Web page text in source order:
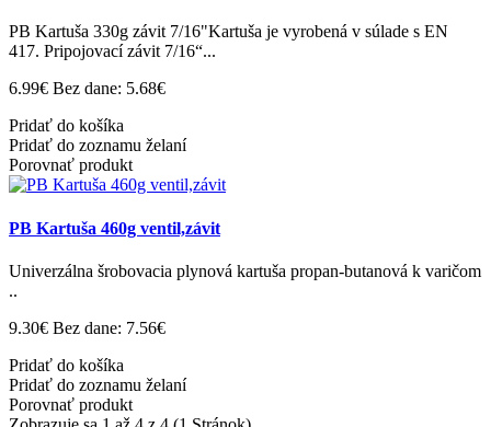
PB Kartuša 330g závit 7/16"Kartuša je vyrobená v súlade s EN
417. Pripojovací závit 7/16“...
6.99€ Bez dane: 5.68€
Pridať do košíka
Pridať do zoznamu želaní
Porovnať produkt
PB Kartuša 460g ventil,závit
Univerzálna šrobovacia plynová kartuša propan-butanová k varičom
..
9.30€ Bez dane: 7.56€
Pridať do košíka
Pridať do zoznamu želaní
Porovnať produkt